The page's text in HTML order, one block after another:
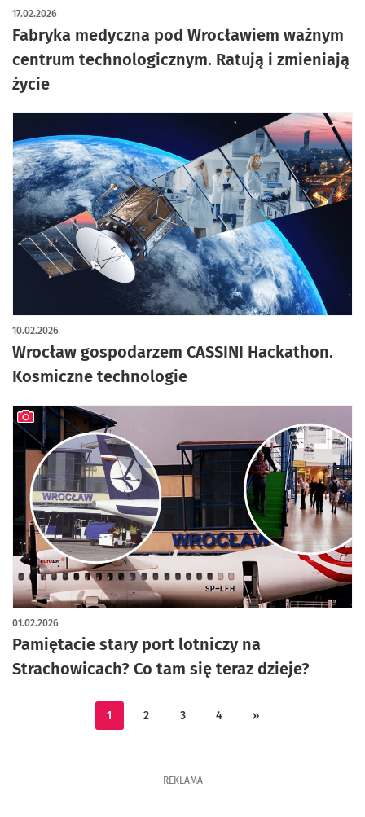
Fabryka medyczna pod Wrocławiem ważnym
centrum technologicznym. Ratują i zmieniają
życie
17.02.2026
Wrocław gospodarzem CASSINI Hackathon.
Kosmiczne technologie
10.02.2026
Pamiętacie stary port lotniczy na
Strachowicach? Co tam się teraz dzieje?
01.02.2026
artykuł z galerią zdjęć
1 2 3 4 »
REKLAMA